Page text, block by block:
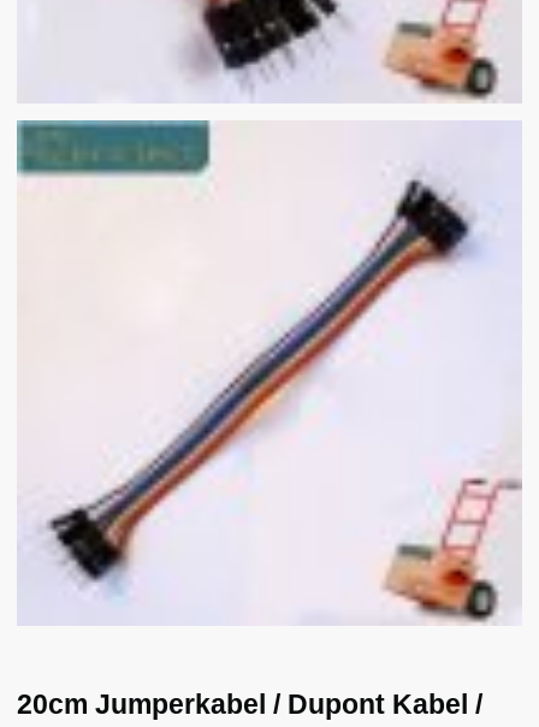
20cm Jumperkabel / Dupont Kabel /